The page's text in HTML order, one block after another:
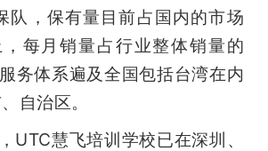
队，保有量目前占国内的市场
每月销量占行业整体销量的
务体系遍及全国包括台湾在内
自治区。
UTC慧飞培训学校已在深圳、